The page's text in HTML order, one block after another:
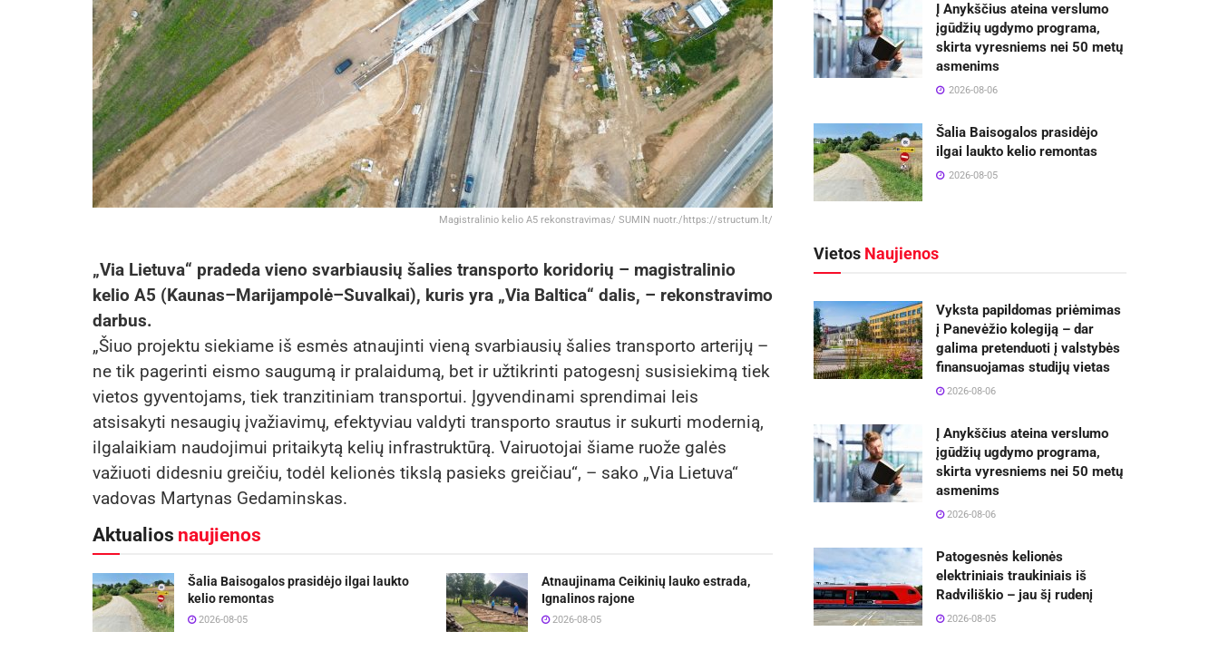
Magistralinio kelio A5 rekonstravimas/ SUMIN nuotr./https://structum.lt/
„Via Lietuva“ pradeda vieno svarbiausių šalies transporto koridorių – magistralinio
kelio A5 (Kaunas–Marijampolė–Suvalkai), kuris yra „Via Baltica“ dalis, – rekonstravimo
darbus.
„Šiuo projektu siekiame iš esmės atnaujinti vieną svarbiausių šalies transporto arterijų –
ne tik pagerinti eismo saugumą ir pralaidumą, bet ir užtikrinti patogesnį susisiekimą tiek
vietos gyventojams, tiek tranzitiniam transportui. Įgyvendinami sprendimai leis
atsisakyti nesaugių įvažiavimų, efektyviau valdyti transporto srautus ir sukurti modernią,
ilgalaikiam naudojimui pritaikytą kelių infrastruktūrą. Vairuotojai šiame ruože galės
važiuoti didesniu greičiu, todėl kelionės tikslą pasieks greičiau“, – sako „Via Lietuva“
vadovas Martynas Gedaminskas.
Aktualios naujienos
Šalia Baisogalos prasidėjo ilgai laukto
kelio remontas
2026-08-05
Atnaujinama Ceikinių lauko estrada,
Ignalinos rajone
2026-08-05
Į Anykščius ateina verslumo
įgūdžių ugdymo programa,
skirta vyresniems nei 50 metų
asmenims
2026-08-06
Šalia Baisogalos prasidėjo
ilgai laukto kelio remontas
2026-08-05
Vietos Naujienos
Vyksta papildomas priėmimas
į Panevėžio kolegiją – dar
galima pretenduoti į valstybės
finansuojamas studijų vietas
2026-08-06
Į Anykščius ateina verslumo
įgūdžių ugdymo programa,
skirta vyresniems nei 50 metų
asmenims
2026-08-06
Patogesnės kelionės
elektriniais traukiniais iš
Radviliškio – jau šį rudenį
2026-08-05